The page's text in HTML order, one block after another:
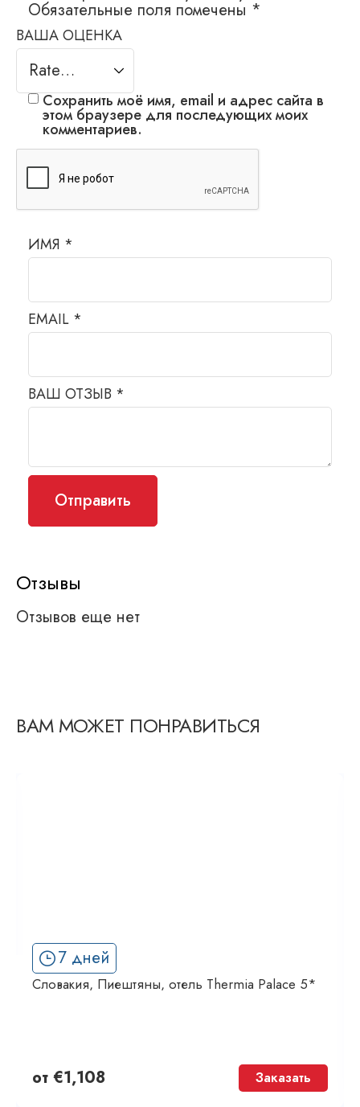
Отзывы
Отзывов еще нет
Обязательные поля помечены *
ВАША ОЦЕНКА
ВАШ ОТЗЫВ *
ИМЯ *
EMAIL *
Сохранить моё имя, email и адрес сайта в
этом браузере для последующих моих
комментариев.
ВАМ МОЖЕТ ПОНРАВИТЬСЯ
7 дней
Словакия, Пиештяны, отель Thermia Palace 5*
от €1,108 Заказать